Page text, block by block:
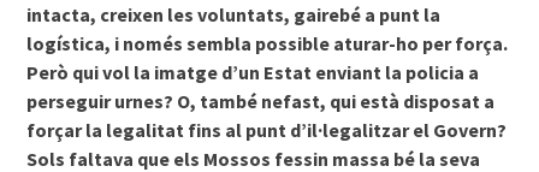
intacta, creixen les voluntats, gairebé a punt la
logística, i només sembla possible aturar-ho per força.
Però qui vol la imatge d’un Estat enviant la policia a
perseguir urnes? O, també nefast, qui està disposat a
forçar la legalitat fins al punt d’il·legalitzar el Govern?
Sols faltava que els Mossos fessin massa bé la seva